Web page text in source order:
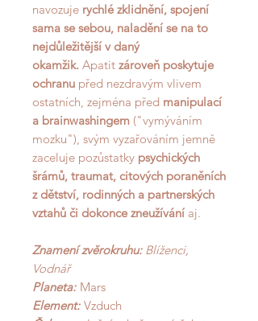
navozuje rychlé zklidnění, spojení
sama se sebou, naladění se na to
nejdůležitější v daný
okamžik. Apatit zároveň poskytuje
ochranu před nezdravým vlivem
ostatních, zejména před manipulací
a brainwashingem ("vymýváním
mozku"), svým vyzařováním jemně
zaceluje pozůstatky psychických
šrámů, traumat, citových poraněních
z dětství, rodinných a partnerských
vztahů či dokonce zneužíváníaj.
Znamení zvěrokruhu: Blíženci,
Vodnář
Planeta: Mars
Element: Vzduch